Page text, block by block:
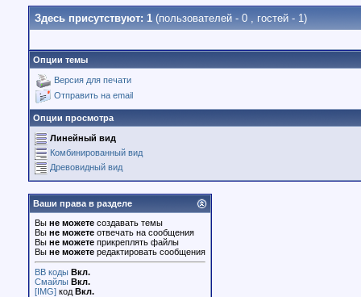
Здесь присутствуют: 1 (пользователей - 0 , гостей - 1)
Опции темы
Версия для печати
Отправить на email
Опции просмотра
Линейный вид
Комбинированный вид
Древовидный вид
Ваши права в разделе
Вы не можете создавать темы
Вы не можете отвечать на сообщения
Вы не можете прикреплять файлы
Вы не можете редактировать сообщения
BB коды Вкл.
Смайлы Вкл.
[IMG] код Вкл.